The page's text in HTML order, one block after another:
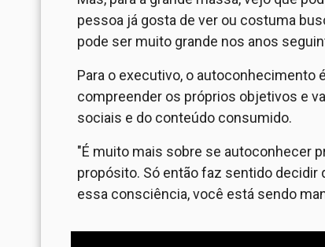
pessoa já gosta de ver ou costuma
pode ser muito grande nos anos
Para o executivo, o autoconhecimento
compreender os próprios objetivos e
sociais e do conteúdo consumido.
"É muito mais sobre se autoconhecer
propósito. Só então faz sentido decidir
essa consciência, você está sendo